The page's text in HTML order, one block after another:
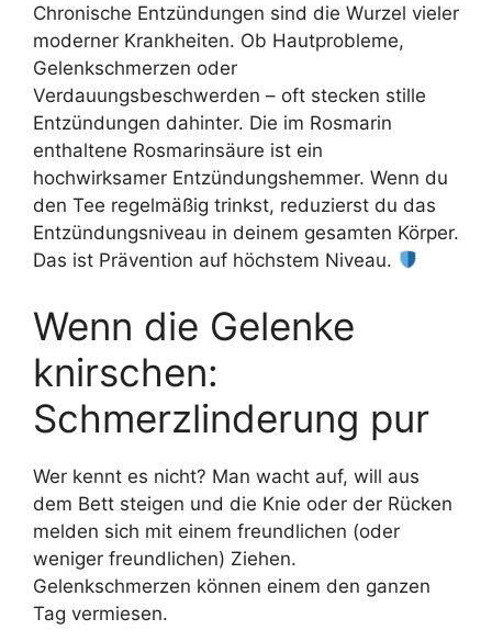
Chronische Entzündungen sind die Wurzel vieler
moderner Krankheiten. Ob Hautprobleme,
Gelenkschmerzen oder
Verdauungsbeschwerden – oft stecken stille
Entzündungen dahinter. Die im Rosmarin
enthaltene Rosmarinsäure ist ein
hochwirksamer Entzündungshemmer. Wenn du
den Tee regelmäßig trinkst, reduzierst du das
Entzündungsniveau in deinem gesamten Körper.
Das ist Prävention auf höchstem Niveau.
Wenn die Gelenke
knirschen:
Schmerzlinderung pur
Wer kennt es nicht? Man wacht auf, will aus
dem Bett steigen und die Knie oder der Rücken
melden sich mit einem freundlichen (oder
weniger freundlichen) Ziehen.
Gelenkschmerzen können einem den ganzen
Tag vermiesen.